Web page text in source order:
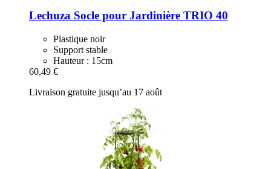
Lechuza Socle pour Jardinière TRIO 40
Plastique noir
Support stable
Hauteur : 15cm
60,49 €
Livraison gratuite jusqu’au 17 août